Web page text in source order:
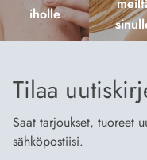
iholle
Tilaa
Saat tarjoukset, tuoreet
sähköpostiisi.